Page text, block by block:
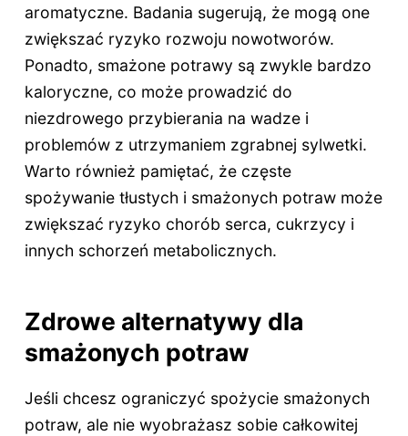
aromatyczne. Badania sugerują, że mogą one
zwiększać ryzyko rozwoju nowotworów.
Ponadto, smażone potrawy są zwykle bardzo
kaloryczne, co może prowadzić do
niezdrowego przybierania na wadze i
problemów z utrzymaniem zgrabnej sylwetki.
Warto również pamiętać, że częste
spożywanie tłustych i smażonych potraw może
zwiększać ryzyko chorób serca, cukrzycy i
innych schorzeń metabolicznych.
Zdrowe alternatywy dla
smażonych potraw
Jeśli chcesz ograniczyć spożycie smażonych
potraw, ale nie wyobrażasz sobie całkowitej